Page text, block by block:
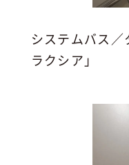
システムバス
ラクシア」